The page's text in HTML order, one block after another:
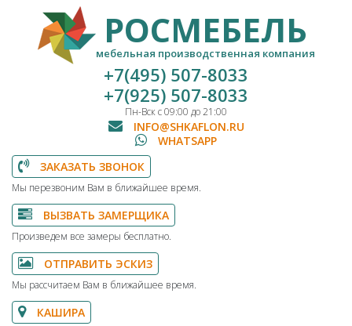
РОСМЕБЕЛЬ
мебельная производственная компания
+7(495) 507-8033
+7(925) 507-8033
Пн-Вск с 09:00 до 21:00
INFO@SHKAFLON.RU
WHATSAPP
ЗАКАЗАТЬ ЗВОНОК
Мы перезвоним Вам в ближайшее время.
ВЫЗВАТЬ ЗАМЕРЩИКА
Произведем все замеры бесплатно.
ОТПРАВИТЬ ЭСКИЗ
Мы рассчитаем Вам в ближайшее время.
КАШИРА